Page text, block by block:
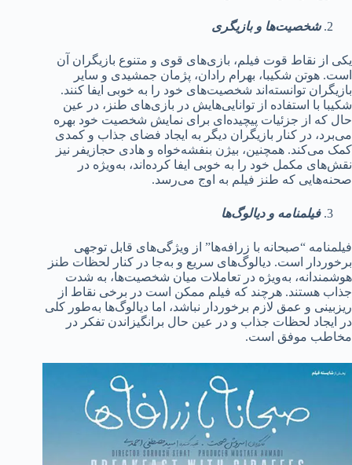
شخصیت‌ها و بازیگری
یکی از نقاط قوت فیلم، بازی‌های قوی و متنوع بازیگران آن
است. هوتن شکیبا، بهرام رادان، پژمان جمشیدی و سایر
بازیگران توانسته‌اند شخصیت‌های خود را به خوبی ایفا کنند.
شکیبا با استفاده از توانایی‌هایش در بازی‌های طنز، در عین
حال که از جزئیات پیچیده‌ای برای نمایش شخصیت خود بهره
می‌برد، در کنار بازیگران دیگر به ایجاد فضای جذاب و کمدی
کمک می‌کند. همچنین، بیژن بنفشه‌خواه و هادی حجازیفر نیز
نقش‌های مکمل خود را به خوبی ایفا کرده‌اند، به‌ویژه در
صحنه‌هایی که طنز فیلم به اوج می‌رسد.
فیلمنامه و دیالوگ‌ها
فیلمنامه “صبحانه با زرافه‌ها” از ویژگی‌های قابل توجهی
برخوردار است. دیالوگ‌های سریع و به‌جا در کنار لحظات طنز
هوشمندانه، به‌ویژه در تعاملات میان شخصیت‌ها، به شدت
جذاب هستند. هرچند که فیلم ممکن است در برخی نقاط از
ریزبینی و عمق لازم برخوردار نباشد، اما دیالوگ‌ها به‌طور کلی
در ایجاد لحظات جذاب و در عین حال برانگیزاندن تفکر در
مخاطب موفق است.